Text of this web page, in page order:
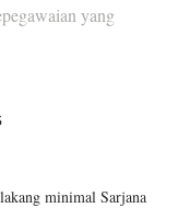
yang
minimal Sarjana